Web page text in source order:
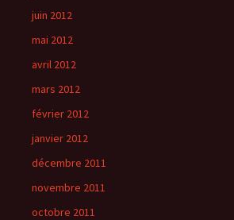
juin 2012
mai 2012
avril 2012
mars 2012
février 2012
janvier 2012
décembre 2011
novembre 2011
octobre 2011